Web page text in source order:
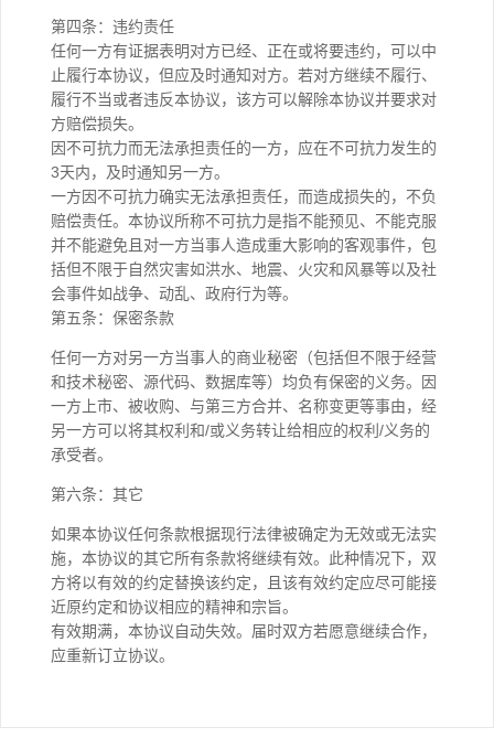
第四条：违约责任
任何一方有证据表明对方已经、正在或将要违约，可以中
止履行本协议，但应及时通知对方。若对方继续不履行、
履行不当或者违反本协议，该方可以解除本协议并要求对
方赔偿损失。
因不可抗力而无法承担责任的一方，应在不可抗力发生的
3天内，及时通知另一方。
一方因不可抗力确实无法承担责任，而造成损失的，不负
赔偿责任。本协议所称不可抗力是指不能预见、不能克服
并不能避免且对一方当事人造成重大影响的客观事件，包
括但不限于自然灾害如洪水、地震、火灾和风暴等以及社
会事件如战争、动乱、政府行为等。
第五条：保密条款
任何一方对另一方当事人的商业秘密（包括但不限于经营
和技术秘密、源代码、数据库等）均负有保密的义务。因
一方上市、被收购、与第三方合并、名称变更等事由，经
另一方可以将其权利和/或义务转让给相应的权利/义务的
承受者。
第六条：其它
如果本协议任何条款根据现行法律被确定为无效或无法实
施，本协议的其它所有条款将继续有效。此种情况下，双
方将以有效的约定替换该约定，且该有效约定应尽可能接
近原约定和协议相应的精神和宗旨。
有效期满，本协议自动失效。届时双方若愿意继续合作，
应重新订立协议。